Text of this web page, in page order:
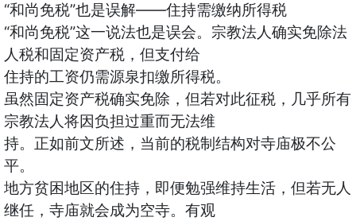
“和尚免税”也是误解——住持需缴纳所得税
“和尚免税”这一说法也是误会。宗教法人确实免除法
人税和固定资产税，但支付给
住持的工资仍需源泉扣缴所得税。
虽然固定资产税确实免除，但若对此征税，几乎所有
宗教法人将因负担过重而无法维
持。正如前文所述，当前的税制结构对寺庙极不公
平。
地方贫困地区的住持，即便勉强维持生活，但若无人
继任，寺庙就会成为空寺。有观